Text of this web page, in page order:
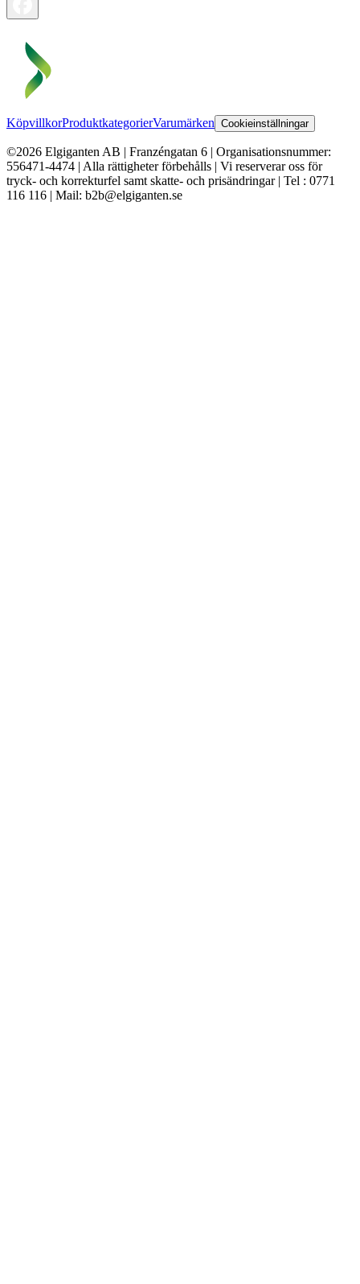
KöpvillkorProduktkategorierVarumärken Cookieinställningar
©2026 Elgiganten AB | Franzéngatan 6 | Organisationsnummer:
556471-4474 | Alla rättigheter förbehålls | Vi reserverar oss för
tryck- och korrekturfel samt skatte- och prisändringar | Tel : 0771
116 116 | Mail: b2b@elgiganten.se